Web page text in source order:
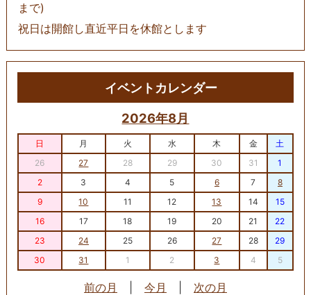
まで)
祝日は開館し直近平日を休館とします
イベントカレンダー
2026年8月
日 月 火 水 木 金
土
26
27 28 29 30 31
1
2
3 4 5 6 7
8
9
10 11 12 13 14
15
16
17 18 19 20 21
22
23
24 25 26 27 28
29
30
31 1 2 3 4 5
前の月 今月 次の月